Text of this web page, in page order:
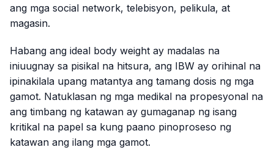
ang mga social network, telebisyon, pelikula, at
magasin.
Habang ang ideal body weight ay madalas na
iniuugnay sa pisikal na hitsura, ang IBW ay orihinal na
ipinakilala upang matantya ang tamang dosis ng mga
gamot. Natuklasan ng mga medikal na propesyonal na
ang timbang ng katawan ay gumaganap ng isang
kritikal na papel sa kung paano pinoproseso ng
katawan ang ilang mga gamot.